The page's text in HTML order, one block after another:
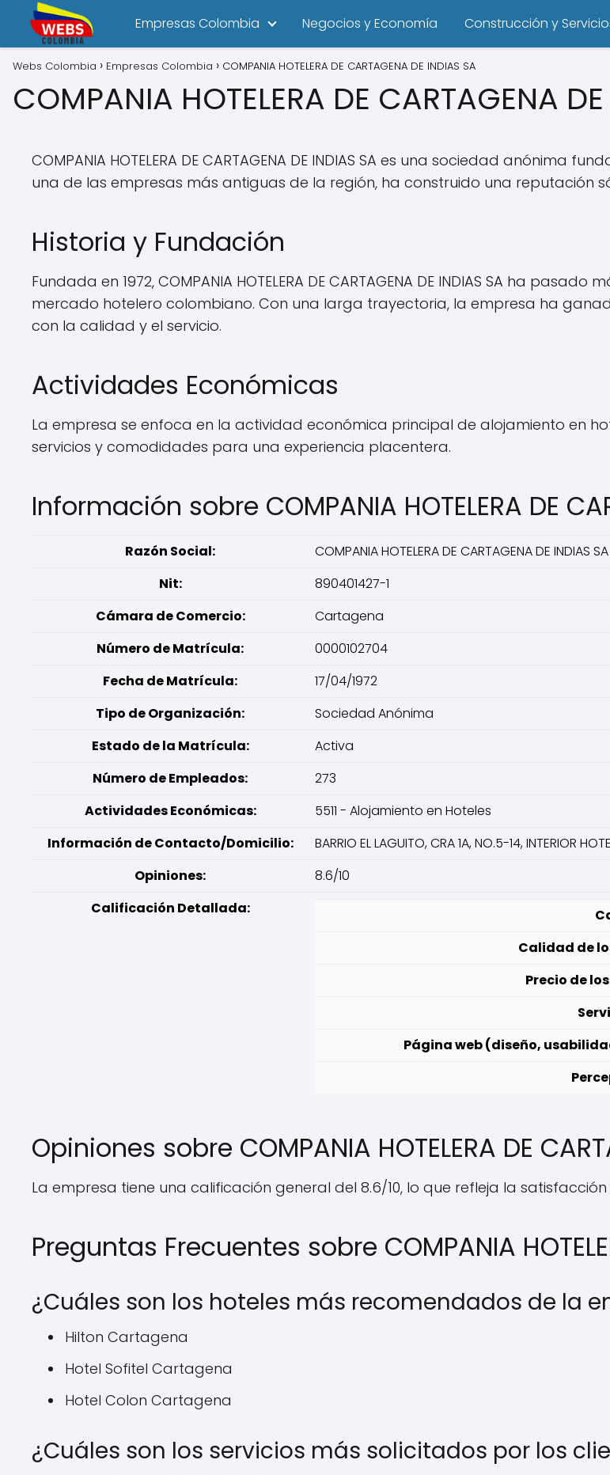
Empresas Colombia Negocios y Economía Construcción y
Webs Colombia Empresas Colombia COMPANIA HOTELERA DE CARTAGENA DE INDIAS SA
COMPANIA HOTELERA DE CARTAGENA
COMPANIA HOTELERA DE CARTAGENA DE INDIAS SA es una sociedad anónima
una de las empresas más antiguas de la región, ha construido una reputación
Historia y Fundación
Fundada en 1972, COMPANIA HOTELERA DE CARTAGENA DE INDIAS SA ha
mercado hotelero colombiano. Con una larga trayectoria, la empresa ha
con la calidad y el servicio.
Actividades Económicas
La empresa se enfoca en la actividad económica principal de alojamiento en
servicios y comodidades para una experiencia placentera.
Información sobre COMPANIA HOTELERA DE
Razón Social:
COMPANIA HOTELERA DE CARTAGENA DE INDIAS SA
Nit:
890401427-1
Cámara de Comercio:
Cartagena
Número de Matrícula:
0000102704
Fecha de Matrícula:
17/04/1972
Tipo de Organización:
Sociedad Anónima
Estado de la Matrícula:
Activa
Número de Empleados:
273
Actividades Económicas:
5511 - Alojamiento en Hoteles
Información de Contacto/Domicilio:
BARRIO EL LAGUITO, CRA 1A, NO.5-14, INTERIOR
Opiniones:
8.6/10
Calificación Detallada:
Calidad de
Precio de
Página web (diseño,
Opiniones sobre COMPANIA HOTELERA DE
La empresa tiene una calificación general del 8.6/10, lo que refleja la
Preguntas Frecuentes sobre COMPANIA
¿Cuáles son los hoteles más recomendados de la
Hilton Cartagena
Hotel Sofitel Cartagena
Hotel Colon Cartagena
¿Cuáles son los servicios más solicitados por los